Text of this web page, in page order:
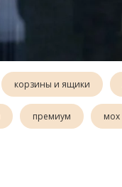
корзины и ящики
премиум мох